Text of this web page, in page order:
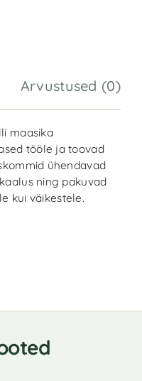
Arvustused (0)
maasika
tööle ja toovad
ühendavad
ning pakuvad
kui väikestele.